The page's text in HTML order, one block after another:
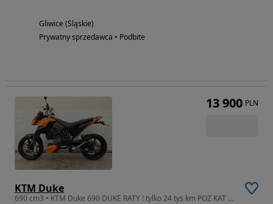
Gliwice (Śląskie)
Prywatny sprzedawca • Podbite
KTM Duke
690 cm3 • KTM Duke 690 DUKE RATY ! tylko 24 tys km POZ KAT 95
13 900 PLN